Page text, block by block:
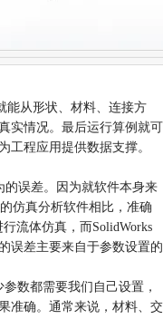
能从形状、材料、连接方
实情况。最后运行算例就可
工程应用提供数据支撑。
的误差。因为就软件本身来
仿真分析软件相比，准确
流体仿真，而SolidWorks
误差主要来自于参数设置的
数都需要我们自己设置，
准确。通常来说，材料、交